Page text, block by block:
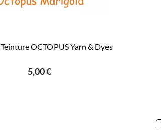
OCTOPUS Yarn & Dyes
5,00 €